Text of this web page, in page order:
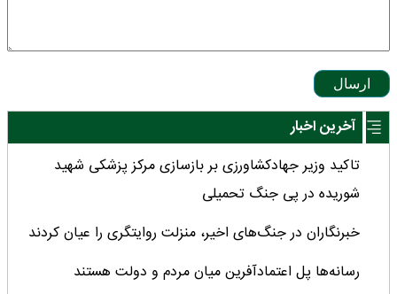
ارسال
آخرین اخبار
تاکید وزیر جهادکشاورزی بر بازسازی مرکز پزشکی شهید
شوریده در پی جنگ تحمیلی
خبرنگاران در جنگ‌های اخیر، منزلت روایتگری را عیان کردند
رسانه‌ها پل اعتمادآفرین میان مردم و دولت هستند